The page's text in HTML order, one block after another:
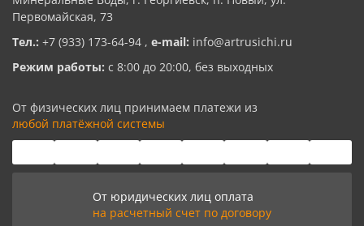
Первомайская, 73
Тел.: +7 (933) 173-64-94 , e-mail: info@artrusichi.ru
Режим работы: с 8:00 до 20:00, без выходных
От физических лиц принимаем платежи из
любой платёжной системы
От юридических лиц оплата
на расчетный счет по договору